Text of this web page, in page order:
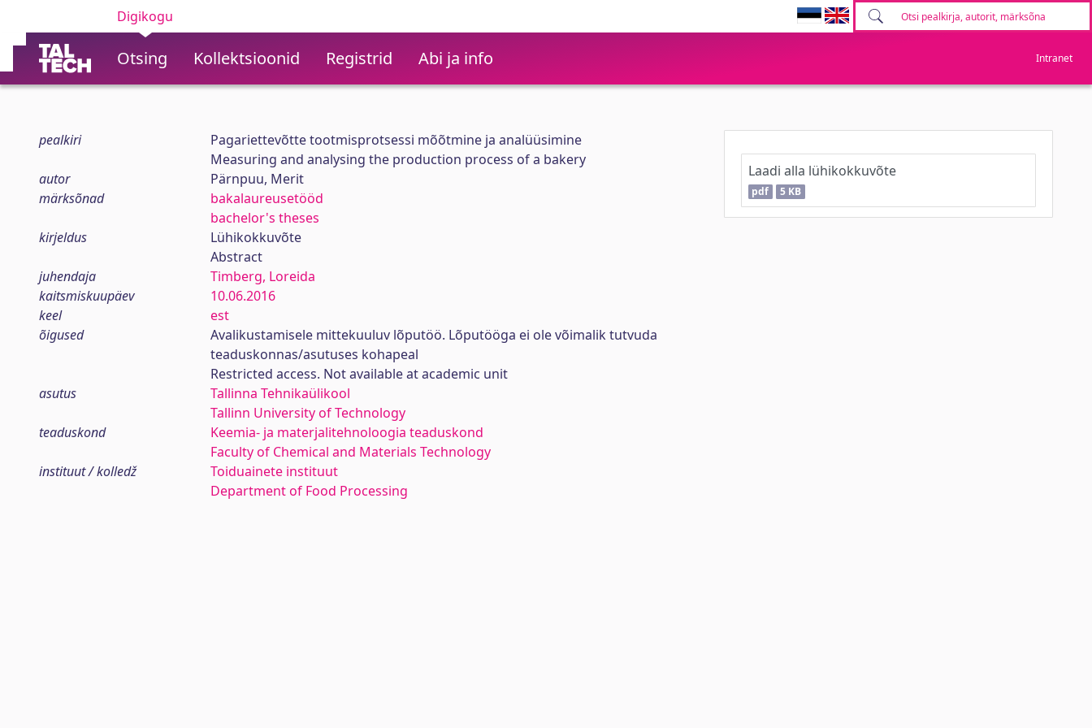
Digikogu
Otsing Kollektsioonid Registrid Abi ja info Intranet
pealkiri
Pagariettevõtte tootmisprotsessi mõõtmine ja analüüsimine
Measuring and analysing the production process of a bakery
autor
Pärnpuu, Merit
märksõnad
bakalaureusetööd
bachelor's theses
kirjeldus
Lühikokkuvõte
Abstract
juhendaja
Timberg, Loreida
kaitsmiskuupäev
10.06.2016
keel
est
õigused
Avalikustamisele mittekuuluv lõputöö. Lõputööga ei ole võimalik tutvuda
teaduskonnas/asutuses kohapeal
Restricted access. Not available at academic unit
asutus
Tallinna Tehnikaülikool
Tallinn University of Technology
teaduskond
Keemia- ja materjalitehnoloogia teaduskond
Faculty of Chemical and Materials Technology
instituut / kolledž
Toiduainete instituut
Department of Food Processing
Laadi alla lühikokkuvõte
pdf 5 KB